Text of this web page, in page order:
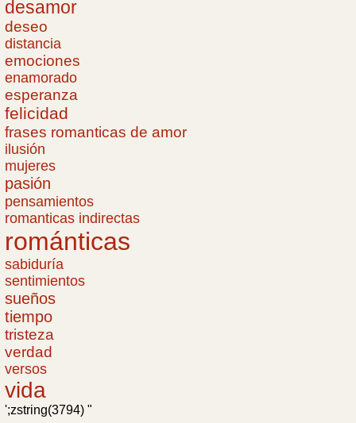
desamor
deseo
distancia
emociones
enamorado
esperanza
felicidad
frases romanticas de amor
ilusión
mujeres
pasión
pensamientos
romanticas indirectas
románticas
sabiduría
sentimientos
sueños
tiempo
tristeza
verdad
versos
vida
';zstring(3794) "